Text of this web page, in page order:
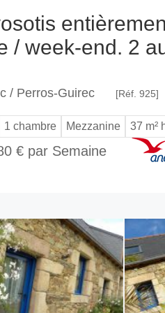
/ week-end. 2
/ Perros-Guirec [Réf. 925]
1 chambre Mezzanine 37 m²
€ par Semaine